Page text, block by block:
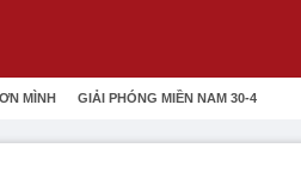
MÌNH GIẢI PHÓNG MIỀN NAM 30-4